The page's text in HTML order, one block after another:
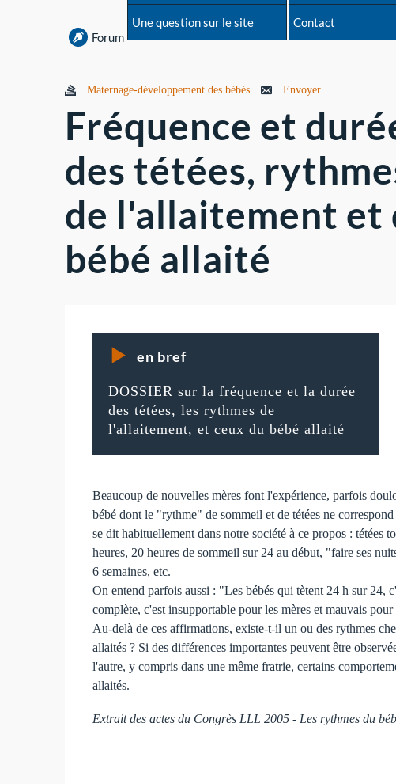
Forum
Une question sur le site Contact
Maternage-développement des bébés Envoyer
Fréquence et
des tétées,
de l'allaitement et
bébé allaité
en bref
DOSSIER sur la fréquence et la durée
des tétées, les rythmes de
l'allaitement, et ceux du bébé allaité
Beaucoup de nouvelles mères font l'expérience, parfois
bébé dont le "rythme" de sommeil et de tétées ne correspond
se dit habituellement dans notre société à ce propos : tétées
heures, 20 heures de sommeil sur 24 au début, "faire ses
6 semaines, etc.
On entend parfois aussi : "Les bébés qui tètent 24 h sur 24,
complète, c'est insupportable pour les mères et mauvais pour
Au-delà de ces affirmations, existe-t-il un ou des rythmes
allaités ? Si des différences importantes peuvent être
l'autre, y compris dans une même fratrie, certains
allaités.
Extrait des actes du Congrès LLL 2005 - Les rythmes du